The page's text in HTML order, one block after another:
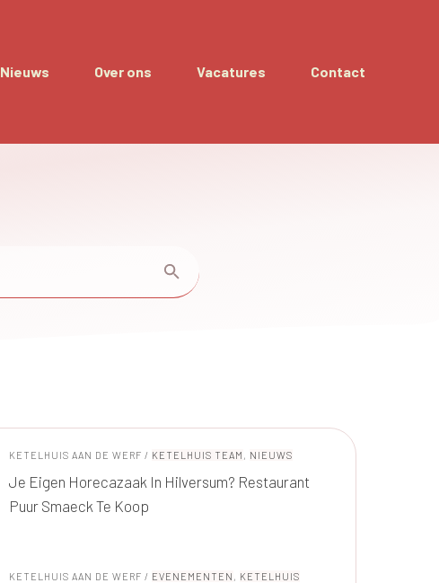
Nieuws Over ons Vacatures Contact
KETELHUIS AAN DE WERF / KETELHUIS TEAM , NIEUWS
Je Eigen Horecazaak In Hilversum? Restaurant
Puur Smaeck Te Koop
KETELHUIS AAN DE WERF / EVENEMENTEN , KETELHUIS